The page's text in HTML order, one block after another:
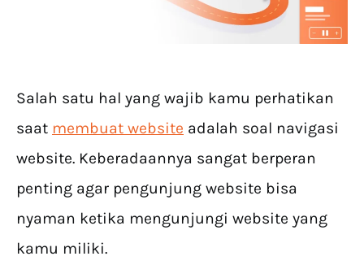
Salah satu hal yang wajib kamu perhatikan
saat membuat website adalah soal navigasi
website. Keberadaannya sangat berperan
penting agar pengunjung website bisa
nyaman ketika mengunjungi website yang
kamu miliki.